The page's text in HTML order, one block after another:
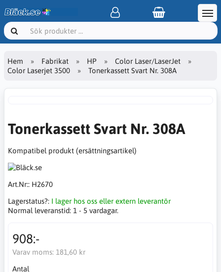
Hem Fabrikat HP
Color Laser/LaserJet
Color Laserjet 3500
Tonerkassett Svart Nr. 308A
Tonerkassett Svart Nr. 308A
Kompatibel produkt (ersättningsartikel)
Art.Nr:: H2670
Lagerstatus?: I lager hos oss eller extern leverantör
Normal leveranstid: 1 - 5 vardagar.
908:-
Varav moms: 181,60 kr
Antal